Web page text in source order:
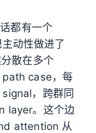
都有一个
动性做进了
散在多个
case，每
，跨群同
layer。这个边
attention 从